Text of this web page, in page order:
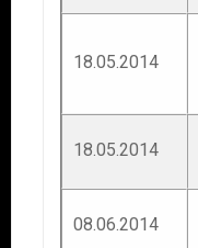
18.05.2014
18.05.2014
08.06.2014